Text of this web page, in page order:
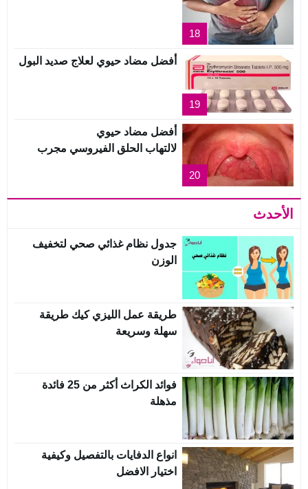
18
19
أفضل مضاد حيوي لعلاج صديد البول
20
أفضل مضاد حيوي
لالتهاب الحلق الفيروسي مجرب
الأحدث
جدول نظام غذائي صحي لتخفيف
الوزن
طريقة عمل الليزي كيك طريقة
سهلة وسريعة
فوائد الكراث أكثر من 25 فائدة
مذهلة
انواع الدفايات بالتفصيل وكيفية
اختيار الافضل